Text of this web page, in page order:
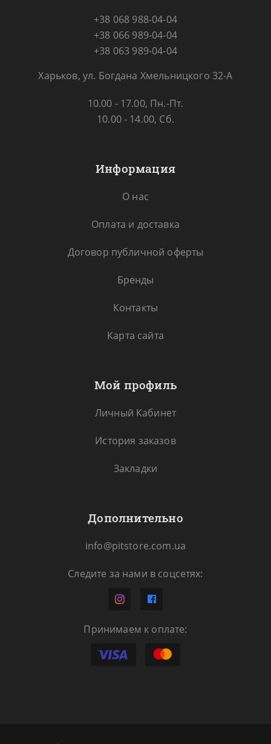
+38 068 988-04-04
+38 066 989-04-04
+38 063 989-04-04
Харьков, ул. Богдана Хмельницкого 32-А
10.00 - 17.00, Пн.-Пт.
10.00 - 14.00, Сб.
Информация
О нас
Оплата и доставка
Договор публичной оферты
Бренды
Контакты
Карта сайта
Мой профиль
Личный Кабинет
История заказов
Закладки
Дополнительно
info@pitstore.com.ua
Следите за нами в соцсетях:
Принимаем к оплате: